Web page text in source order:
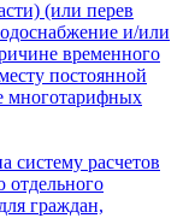
(или перев
и/или
временного
постоянной
многотарифных
систему расчетов
отдельного
граждан,